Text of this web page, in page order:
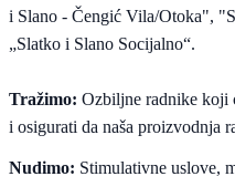
i Slano - Čengić Vila/Otoka",
„Slatko i Slano Socijalno“.
Tražimo: Ozbiljne radnike koji
i osigurati da naša proizvodnja
Nudimo: Stimulativne uslove,